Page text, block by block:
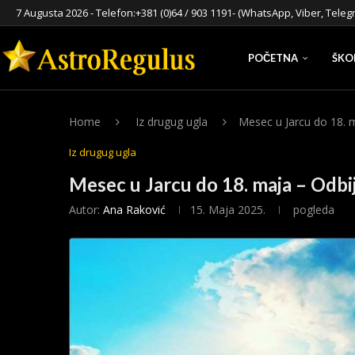
7 Augusta 2026 - Telefon:+381 (0)64 / 903 1191- (WhatsApp, Viber,
POČETNA
Home Iz drugug ugla Mesec u Jarcu do 18.
Iz drugug ugla
Mesec u Jarcu do 18. maja –
Autor: Ana Raković 15. Maja 2025. pogleda